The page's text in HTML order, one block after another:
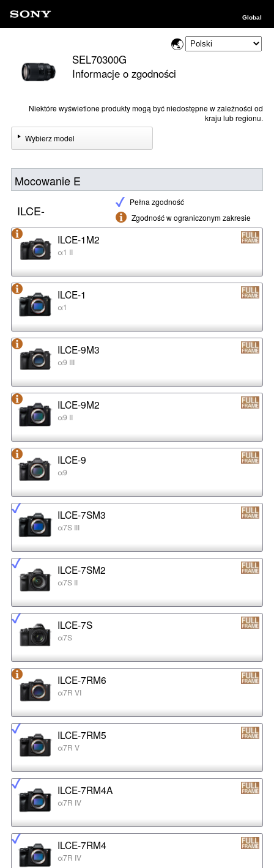
Global
SEL70300G
Informacje o zgodności
Niektóre wyświetlone produkty mogą być niedostępne w zależności od
kraju lub regionu.
Wybierz model
Mocowanie E
Pełna zgodność
Zgodność w ograniczonym zakresie
ILCE-
ILCE-1M2
α1 II
ILCE-1
α1
ILCE-9M3
α9 III
ILCE-9M2
α9 II
ILCE-9
α9
ILCE-7SM3
α7S III
ILCE-7SM2
α7S II
ILCE-7S
α7S
ILCE-7RM6
α7R VI
ILCE-7RM5
α7R V
ILCE-7RM4A
α7R IV
ILCE-7RM4
α7R IV